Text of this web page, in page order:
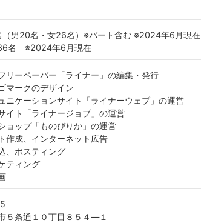
（男20名・女26名）※パート含む ※2024年6月現在
名 ※2024年6月現在
リーペーパー「ライナー」の編集・発行
マークのデザイン
ニケーションサイト「ライナーウェブ」の運営
イト「ライナージョブ」の運営
ョップ「ものぴりか」の運営
作成、インターネット広告
、ポスティング
ティング
５条通１０丁目８５４―１